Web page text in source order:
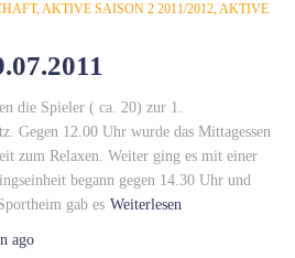
AKTIVE SAISON 2 2011/2012 AKTIVE
die Spieler ( ca. 20) zur 1.
Gegen 12.00 Uhr wurde das Mittagessen
zum Relaxen. Weiter ging es mit einer
begann gegen 14.30 Uhr und
gab es Weiterlesen
ago